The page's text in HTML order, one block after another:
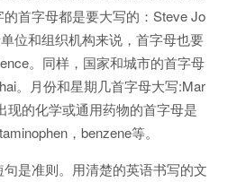
首字母都是要大写的：Steve Jo
位和组织机构来说，首字母也要
。同样，国家和城市的首字母
。月份和星期几首字母大写:Mar
现的化学或通用药物的首字母是
，benzene等。
是准则。用清楚的英语书写的文